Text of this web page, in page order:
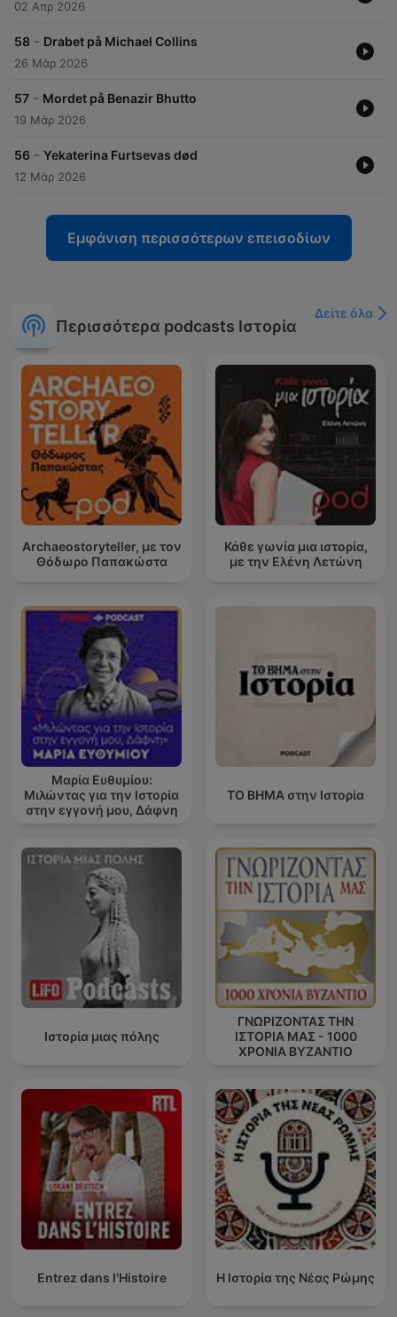
02 Απρ 2026
58 - Drabet på Michael Collins
26 Μάρ 2026
57 - Mordet på Benazir Bhutto
19 Μάρ 2026
56 - Yekaterina Furtsevas død
12 Μάρ 2026
Εμφάνιση περισσότερων επεισοδίων
Περισσότερα podcasts Ιστορία
Δείτε όλα
Archaeostoryteller, με τον
Θόδωρο Παπακώστα
Κάθε γωνία μια ιστορία,
με την Ελένη Λετώνη
Μαρία Ευθυμίου:
Μιλώντας για την Ιστορία
στην εγγονή μου, Δάφνη
ΤΟ ΒΗΜΑ στην Ιστορία
Ιστορία μιας πόλης
ΓΝΩΡΙΖΟΝΤΑΣ ΤΗΝ
ΙΣΤΟΡΙΑ ΜΑΣ - 1000
ΧΡΟΝΙΑ ΒΥΖΑΝΤΙΟ
Entrez dans l'Histoire Η Ιστορία της Νέας Ρώμης